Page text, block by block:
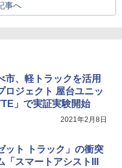
事へ
市、軽トラックを活用
ロジェクト 屋台ユニッ
」で実証実験開始
2021年2月8日
ット トラック」の衝突
「スマートアシストIII